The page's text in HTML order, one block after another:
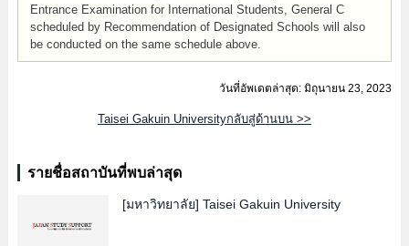
Entrance Examination for International Students, General C
scheduled by Recommendation of Designated Schools will also
be conducted on the same schedule above.
วันที่อัพเดตล่าสุด: มิถุนายน 23, 2023
Taisei Gakuin Universityกลับสู่ด้านบน >>
รายชื่อสถาบันที่พบล่าสุด
[มหาวิทยาลัย] Taisei Gakuin University